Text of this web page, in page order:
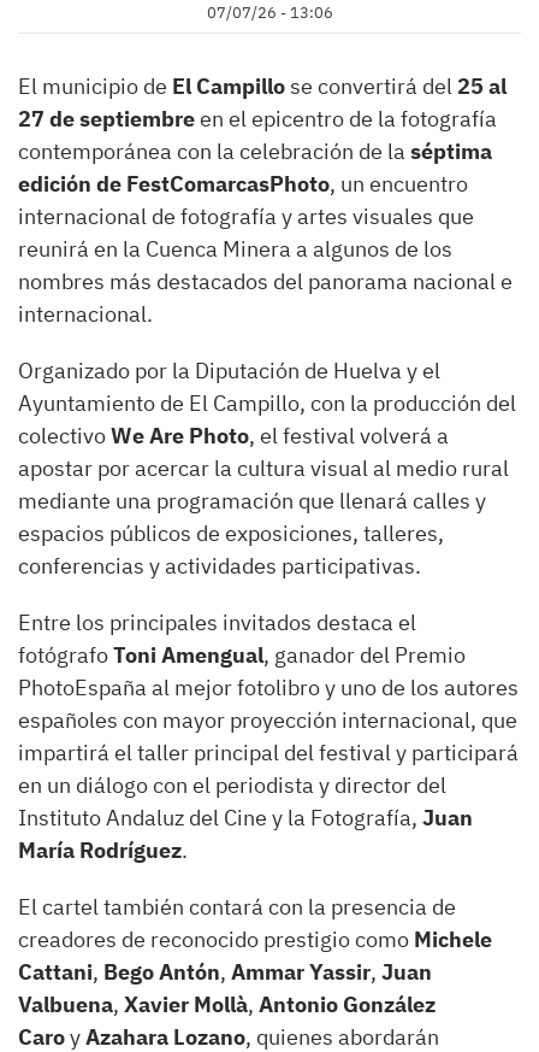
07/07/26 - 13:06
El municipio de El Campillose convertirá del 25 al
27 de septiembreen el epicentro de la fotografía
contemporánea con la celebración de la séptima
edición de FestComarcasPhoto, un encuentro
internacional de fotografía y artes visuales que
reunirá en la Cuenca Minera a algunos de los
nombres más destacados del panorama nacional e
internacional.
Organizado por la Diputación de Huelva y el
Ayuntamiento de El Campillo, con la producción del
colectivoWe Are Photo, el festival volverá a
apostar por acercar la cultura visual al medio rural
mediante una programación que llenará calles y
espacios públicos de exposiciones, talleres,
conferencias y actividades participativas.
Entre los principales invitados destaca el
fotógrafoToni Amengual, ganador del Premio
PhotoEspaña al mejor fotolibro y uno de los autores
españoles con mayor proyección internacional, que
impartirá el taller principal del festival y participará
en un diálogo con el periodista y director del
Instituto Andaluz del Cine y la Fotografía, Juan
María Rodríguez.
El cartel también contará con la presencia de
creadores de reconocido prestigio como Michele
Cattani, Bego Antón, Ammar Yassir, Juan
Valbuena, Xavier Mollà, Antonio González
CaroyAzahara Lozano, quienes abordarán